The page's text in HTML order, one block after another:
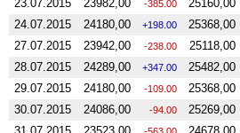
23.07.2015 23982,00 -385.00 25160,00
24.07.2015 24180,00 198.00 25368,00
27.07.2015 23942,00 -238.00 25118,00
28.07.2015 24289,00 347.00 25482,00
29.07.2015 24180,00 -109.00 25368,00
30.07.2015 24086,00 -94.00 25269,00